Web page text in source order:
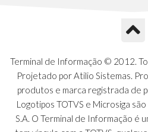
MV_2GNOINC
MV_320SLD
MV_325PMDA
MV_330ATCM
MV_340LOCK
MV_3DUPREF
Terminal de Informação © 2012.
Projetado por Atilio Sistemas.
produtos e marca registrada de
Logotipos TOTVS e Microsiga
S.A. O Terminal de Informação é